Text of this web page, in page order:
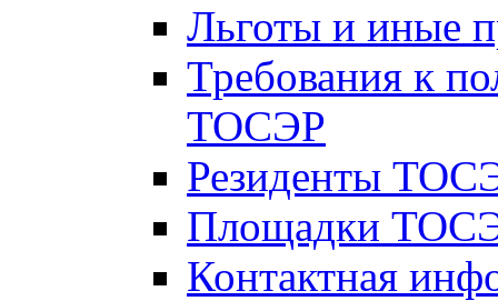
Льготы и иные
Требования к
ТОСЭР
Резиденты
Площадки
Контактная